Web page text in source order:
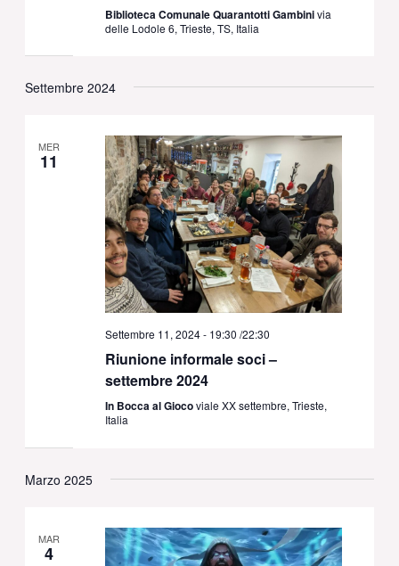
Biblioteca Comunale Quarantotti Gambinivia
delle Lodole 6, Trieste, TS, Italia
Settembre 2024
MER
11
Settembre 11, 2024 - 19:30 /22:30
Riunione informale soci –
settembre 2024
In Bocca al Giocoviale XX settembre, Trieste,
Italia
Marzo 2025
MAR
4